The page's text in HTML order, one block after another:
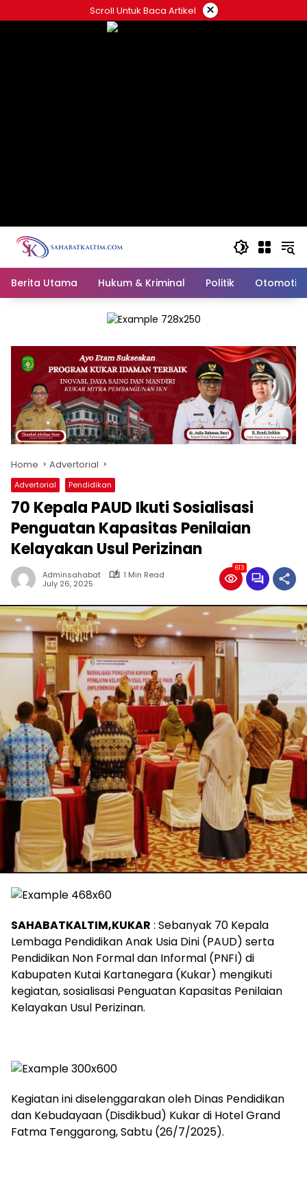
to
Scroll Untuk Baca Artikel ×
Berita Utama Hukum & Kriminal Politik Otomotif
Home Advertorial
Advertorial Pendidikan
70 Kepala PAUD Ikuti Sosialisasi
Penguatan Kapasitas Penilaian
Kelayakan Usul Perizinan
Adminsahabat
1 Min Read
July 26, 2025
613
SAHABATKALTIM,KUKAR : Sebanyak 70 Kepala
Lembaga Pendidikan Anak Usia Dini (PAUD) serta
Pendidikan Non Formal dan Informal (PNFI) di
Kabupaten Kutai Kartanegara (Kukar) mengikuti
kegiatan, sosialisasi Penguatan Kapasitas Penilaian
Kelayakan Usul Perizinan.
Kegiatan ini diselenggarakan oleh Dinas Pendidikan
dan Kebudayaan (Disdikbud) Kukar di Hotel Grand
Fatma Tenggarong, Sabtu (26/7/2025).